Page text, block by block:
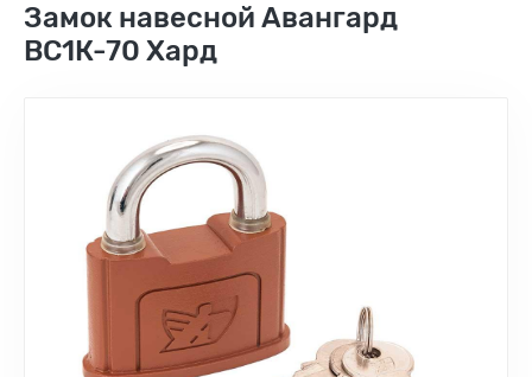
Замок навесной Авангард
ВС1К-70 Хард